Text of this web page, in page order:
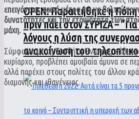
ΟPEN: Παραιτήθηκε η Πόπη
πριν πάει στον ΣΥΡΙΖΑ –
λόγους η λύση της
ανακοίνωση του
επειγόντως κοινά μέτρα για να
δυνατότητες και την ετοιμότητα των
μάχη.
Σύμφωνα με τη Συνθήκη Ένωσης, κάθε
κυρίαρχο, προβλέπει αμοιβαία άμυνα σε
αλλά παρέχει στους πολίτες του άλλου
διαμονής και ιθαγένειας.